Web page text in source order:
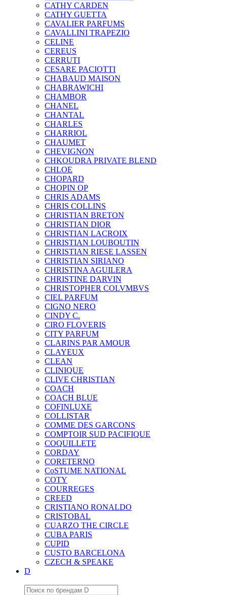
CATHY CARDEN
CATHY GUETTA
CAVALIER PARFUMS
CAVALLINI TRAPEZIO
CELINE
CEREUS
CERRUTI
CESARE PACIOTTI
CHABAUD MAISON
CHABRAWICHI
CHAMBOR
CHANEL
CHANTAL
CHARLES
CHARRIOL
CHAUMET
CHEVIGNON
CHKOUDRA PRIVATE BLEND
CHLOE
CHOPARD
CHOPIN OP
CHRIS ADAMS
CHRIS COLLINS
CHRISTIAN BRETON
CHRISTIAN DIOR
CHRISTIAN LACROIX
CHRISTIAN LOUBOUTIN
CHRISTIAN RIESE LASSEN
CHRISTIAN SIRIANO
CHRISTINA AGUILERA
CHRISTINE DARVIN
CHRISTOPHER COLVMBVS
CIEL PARFUM
CIGNO NERO
CINDY C.
CIRO FLOVERIS
CITY PARFUM
CLARINS PAR AMOUR
CLAYEUX
CLEAN
CLINIQUE
CLIVE CHRISTIAN
COACH
COACH BLUE
COFINLUXE
COLLISTAR
COMME DES GARCONS
COMPTOIR SUD PACIFIQUE
COQUILLETE
CORDAY
CORETERNO
CoSTUME NATIONAL
COTY
COURREGES
CREED
CRISTIANO RONALDO
CRISTOBAL
CUARZO THE CIRCLE
CUBA PARIS
CUPID
CUSTO BARCELONA
CZECH & SPEAKE
D